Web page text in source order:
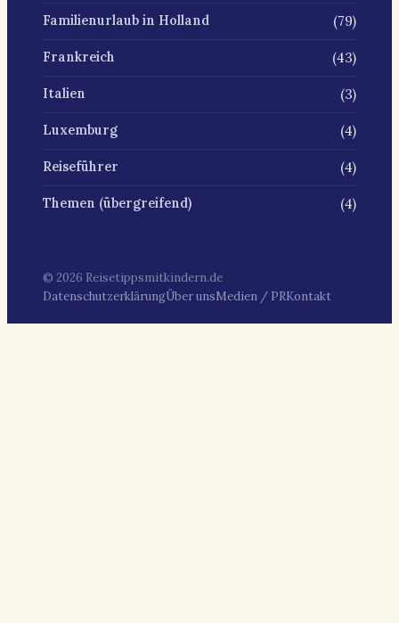
Familienurlaub in Holland (79)
Frankreich (43)
Italien (3)
Luxemburg (4)
Reiseführer (4)
Themen (übergreifend) (4)
© 2026 Reisetippsmitkindern.de
DatenschutzerklärungÜber unsMedien / PRKontakt